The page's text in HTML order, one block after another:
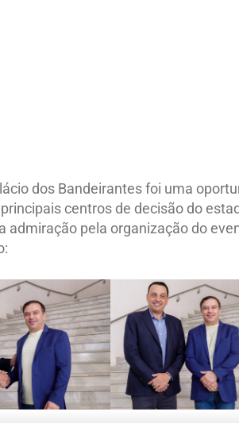
dos Bandeirantes foi uma
centros de decisão do
admiração pela organização do